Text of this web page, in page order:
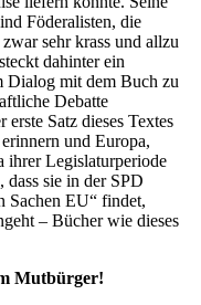
Föderalisten, die
sehr krass und allzu
dahinter ein
Dialog mit dem Buch zu
Debatte
Satz dieses Textes
und Europa,
ihrer Legislaturperiode
dass sie in der SPD
Sachen EU“ findet,
– Bücher wie dieses
Mutbürger!